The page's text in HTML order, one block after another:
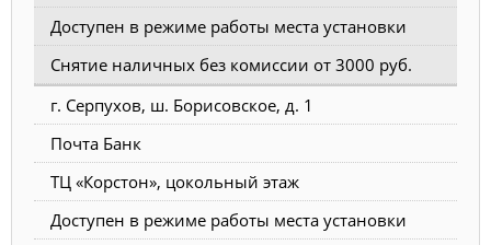
Доступен в режиме работы места установки
Снятие наличных без комиссии от 3000 руб.
г. Серпухов, ш. Борисовское, д. 1
Почта Банк
ТЦ «Корстон», цокольный этаж
Доступен в режиме работы места установки